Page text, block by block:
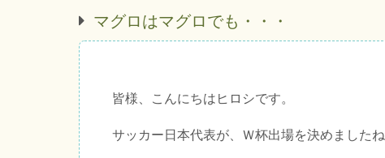
マグロはマグロでも・・・
皆様、こんにちはヒロシです。
サッカー日本代表が、Ｗ杯出場を決めましたね